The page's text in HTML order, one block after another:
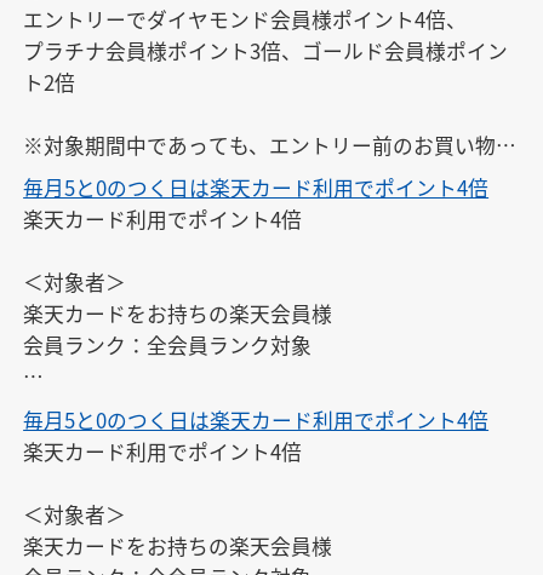
エントリーでダイヤモンド会員様ポイント4倍、
プラチナ会員様ポイント3倍、ゴールド会員様ポイン
ト2倍
※対象期間中であっても、エントリー前のお買い物は
ポイントアップの対象になりません。
毎月5と0のつく日は楽天カード利用でポイント4倍
楽天カード利用でポイント4倍
＜対象者＞
楽天カードをお持ちの楽天会員様
会員ランク：全会員ランク対象
※エントリーは、開催日ごとに毎回必要です。また、
開催日以外にはエントリーできません。
※対象期間中にエントリーすれば、エントリー前のお
買い物もポイントアップの対象となります。
毎月5と0のつく日は楽天カード利用でポイント4倍
楽天カード利用でポイント4倍
＜対象者＞
楽天カードをお持ちの楽天会員様